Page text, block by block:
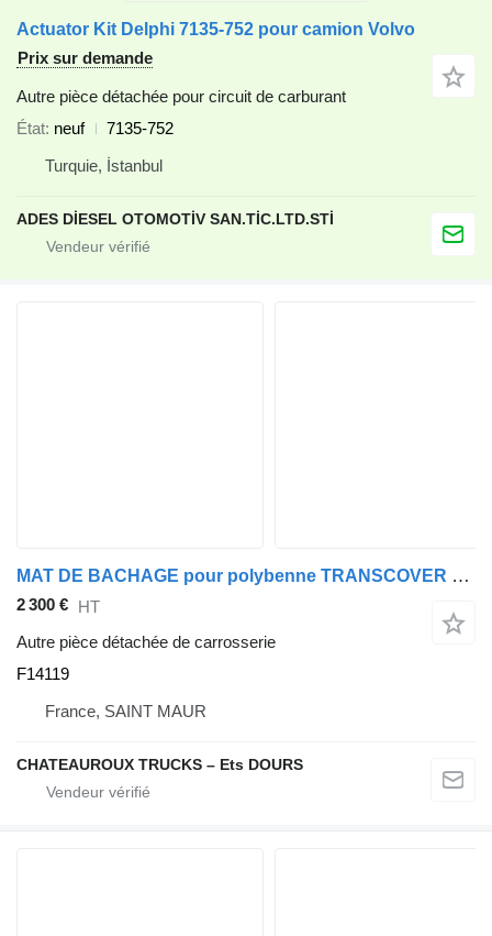
Actuator Kit Delphi 7135-752 pour camion Volvo
Prix sur demande
Autre pièce détachée pour circuit de carburant
État neuf
7135-752
Turquie, İstanbul
ADES DİESEL OTOMOTİV SAN.TİC.LTD.STİ
MAT DE BACHAGE pour polybenne TRANSCOVER HYCOVER F14119 pour camion Renault T C K
2 300 € HT
Autre pièce détachée de carrosserie
F14119
France, SAINT MAUR
CHATEAUROUX TRUCKS – Ets DOURS